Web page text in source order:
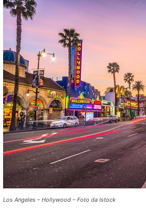
Los Angeles – Hollywood – Foto da Istock